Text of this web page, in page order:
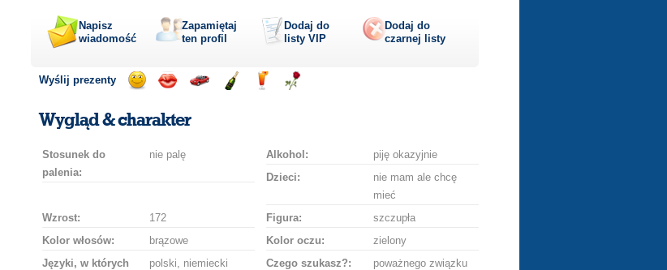
Napisz
wiadomość
Zapamiętaj
ten profil
Dodaj do
listy VIP
Dodaj do
czarnej listy
Wyślij prezenty
uśmiechbuziaka
Wygląd & charakter
Stosunek do
palenia:
nie palę Alkohol:
piję okazyjnie
Dzieci:
nie mam ale chcę
mieć
Wzrost:
172 Figura:
szczupła
Kolor włosów:
brązowe Kolor oczu:
zielony
Języki, w których
polski, niemiecki Czego szukasz?:
poważnego związku